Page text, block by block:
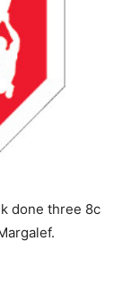
done three 8c